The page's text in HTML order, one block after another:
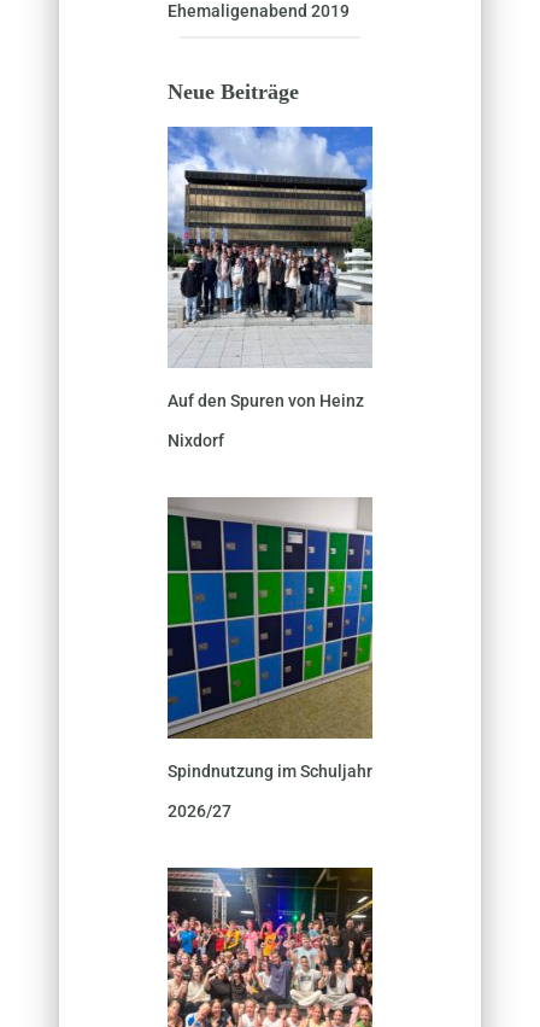
Ehemaligenabend 2019
Neue Beiträge
Auf den Spuren von Heinz
Nixdorf
Spindnutzung im Schuljahr
2026/27